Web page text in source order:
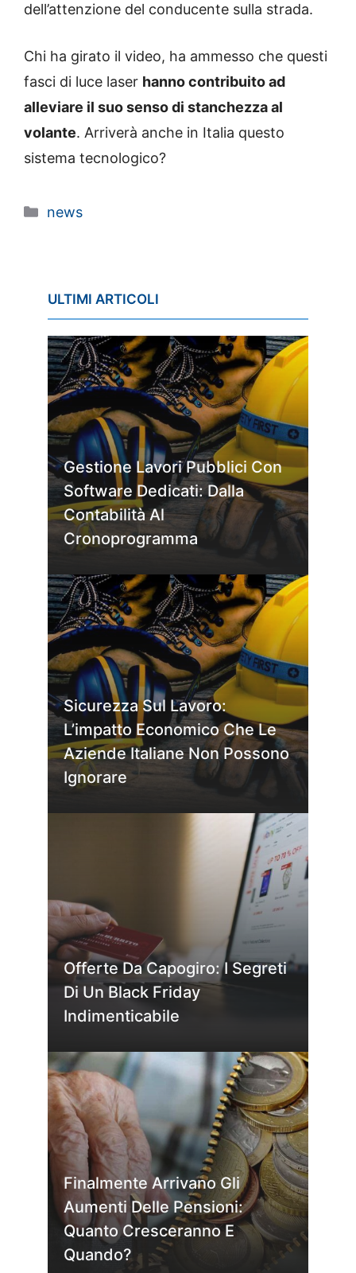
dell’attenzione del conducente sulla strada.
Chi ha girato il video, ha ammesso che questi
fasci di luce laser hanno contribuito ad
alleviare il suo senso di stanchezza al
volante. Arriverà anche in Italia questo
sistema tecnologico?
Categorie
news
ULTIMI ARTICOLI
Gestione Lavori Pubblici Con
Software Dedicati: Dalla
Contabilità Al
Cronoprogramma
Sicurezza Sul Lavoro:
L’impatto Economico Che Le
Aziende Italiane Non Possono
Ignorare
Offerte Da Capogiro: I Segreti
Di Un Black Friday
Indimenticabile
Finalmente Arrivano Gli
Aumenti Delle Pensioni:
Quanto Cresceranno E
Quando?